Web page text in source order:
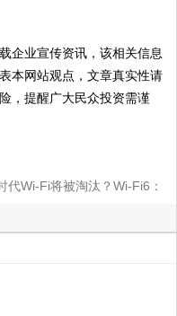
企业宣传资讯，该相关信息
本网站观点，文章真实性请
，提醒广大民众投资需谨
代Wi-Fi将被淘汰？Wi-Fi6：
，与其说取代，不如说融合